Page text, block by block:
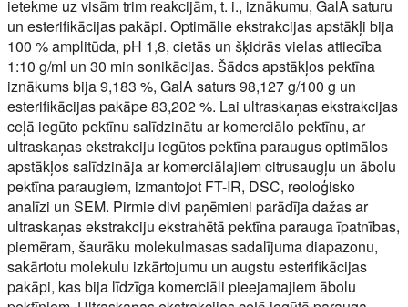
ietekme uz visām trim reakcijām, t. i., iznākumu, GalA saturu
un esterifikācijas pakāpi. Optimālie ekstrakcijas apstākļi bija
100 % amplitūda, pH 1,8, cietās un šķidrās vielas attiecība
1:10 g/ml un 30 min sonikācijas. Šādos apstākļos pektīna
iznākums bija 9,183 %, GalA saturs 98,127 g/100 g un
esterifikācijas pakāpe 83,202 %. Lai ultraskaņas ekstrakcijas
ceļā iegūto pektīnu salīdzinātu ar komerciālo pektīnu, ar
ultraskaņas ekstrakciju iegūtos pektīna paraugus optimālos
apstākļos salīdzināja ar komerciālajiem citrusaugļu un ābolu
pektīna paraugiem, izmantojot FT-IR, DSC, reoloģisko
analīzi un SEM. Pirmie divi paņēmieni parādīja dažas ar
ultraskaņas ekstrakciju ekstrahētā pektīna parauga īpatnības,
piemēram, šaurāku molekulmasas sadalījuma diapazonu,
sakārtotu molekulu izkārtojumu un augstu esterifikācijas
pakāpi, kas bija līdzīga komerciāli pieejamajiem ābolu